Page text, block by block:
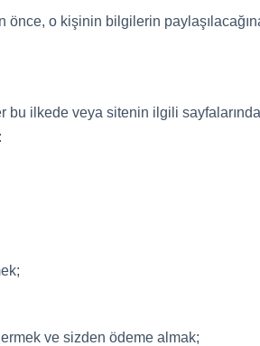
o kişinin bilgilerin
ilkede veya sitenin ilgili
ve sizden ödeme almak;